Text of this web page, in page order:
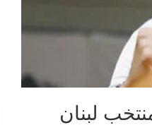
لبنان